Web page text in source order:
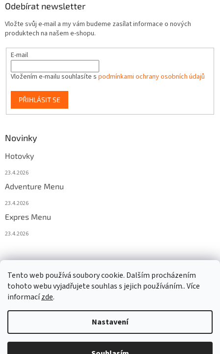
Tento web používá soubory cookie. Dalším procházením
tohoto webu vyjadřujete souhlas s jejich používáním.. Více
informacízde.
Nastavení
Odebírat newsletter
Vložte svůj e-mail a my vám budeme zasílat informace o nových
produktech na našem e-shopu.
E-mail
Vložením e-mailu souhlasíte s podmínkami ochrany osobních údajů
PŘIHLÁSIT SE
Novinky
Hotovky
23.4.2026
Adventure Menu
23.4.2026
Expres Menu
23.4.2026
Copyright 2026www.333adventures.com. Všechna práva